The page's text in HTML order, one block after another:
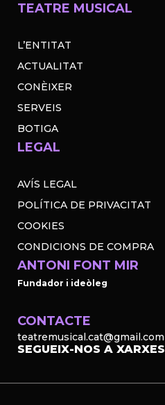
TEATRE MUSICAL
L’ENTITAT
ACTUALITAT
CONÈIXER
SERVEIS
BOTIGA
LEGAL
AVÍS LEGAL
POLÍTICA DE PRIVACITAT
COOKIES
CONDICIONS DE COMPRA
ANTONI FONT MIR
Fundador i ideòleg
CONTACTE
teatremusical.cat@gmail.com
SEGUEIX-NOS A XARXES